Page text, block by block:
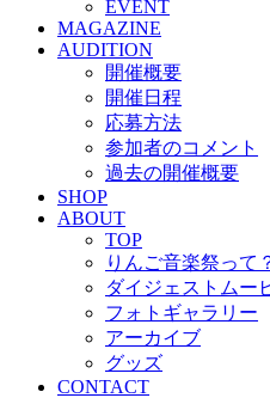
EVENT
MAGAZINE
AUDITION
開催概要
開催日程
応募方法
参加者のコメント
過去の開催概要
SHOP
ABOUT
TOP
りんご音楽祭って
ダイジェストムー
フォトギャラリー
アーカイブ
グッズ
CONTACT